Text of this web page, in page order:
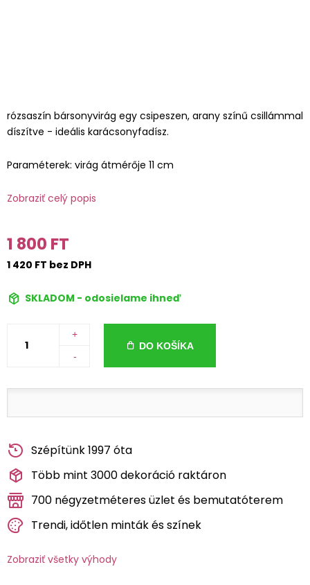
rózsaszín bársonyvirág egy csipeszen, arany színű csillámmal
díszítve - ideális karácsonyfadísz.
Paraméterek: virág átmérője 11 cm
Zobraziť celý popis
1 800 FT
1 420 FT bez DPH
SKLADOM - odosielame ihneď
+
-
DO KOŠÍKA
Szépítünk 1997 óta
Több mint 3000 dekoráció raktáron
700 négyzetméteres üzlet és bemutatóterem
Trendi, időtlen minták és színek
Zobraziť všetky výhody